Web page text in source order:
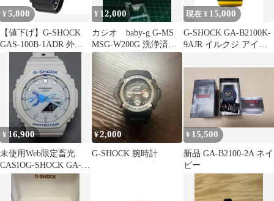
¥5,800
【値下げ】G-SHOCK
GAS-100B-1ADR 外
箱・缶ケース付
¥ 12,000
カシオ baby-g G-MS
MSG-W200G 洗浄済
み 美品
現在 ¥ 15,000
G-SHOCK GA-B2100K-
9AJR イルクジ アイサ
¥ 16,900
未使用Web限定畜光
CASIOG-SHOCK GA-
2100HDS-7A1JF
¥2,000
G-SHOCK 腕時計
¥ 15,500
新品 GA-B2100-2A ネイ
ビー